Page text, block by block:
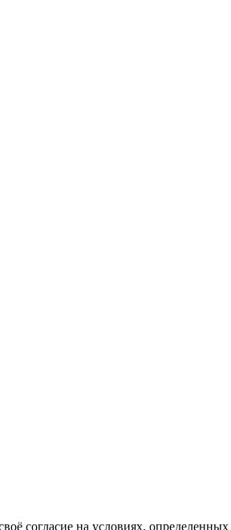
согласие на условиях, определенных